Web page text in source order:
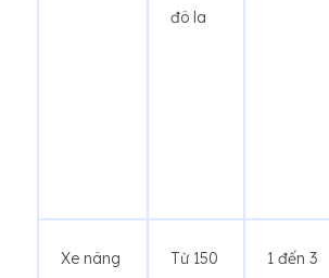
đô la
Xe nâng
Từ 150
1 đến 3